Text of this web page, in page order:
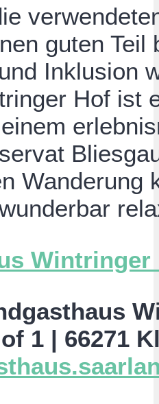
guten Teil
Inklusion
Hof ist
Wanderung
1 | 66271